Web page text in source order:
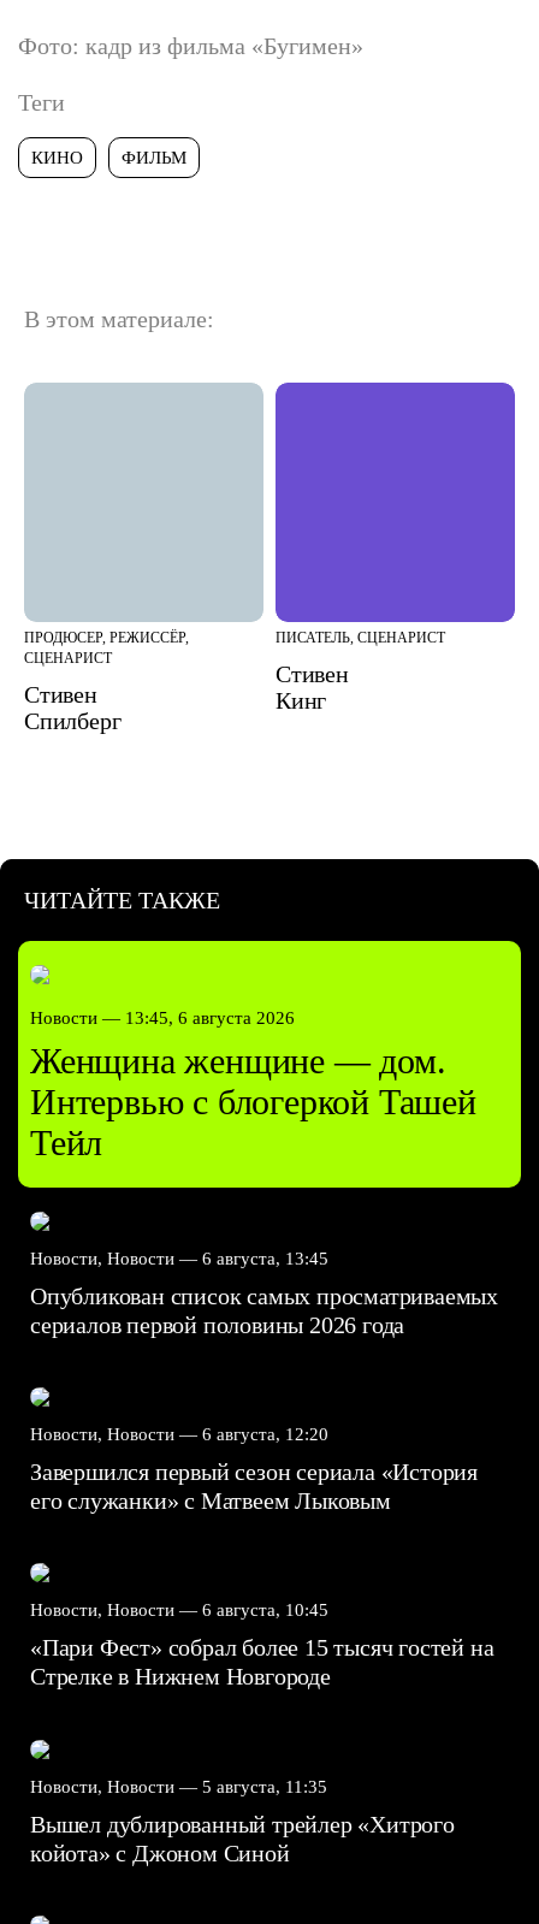
Фото: кадр из фильма «Бугимен»
Теги
КИНО ФИЛЬМ
В этом материале:
ПРОДЮСЕР, РЕЖИССЁР,
СЦЕНАРИСТ
Стивен
Спилберг
ПИСАТЕЛЬ, СЦЕНАРИСТ
Стивен
Кинг
ЧИТАЙТЕ ТАКЖЕ
Новости — 13:45, 6 августа 2026
Женщина женщине — дом.
Интервью с блогеркой Ташей
Тейл
Новости, Новости — 6 августа, 13:45
Опубликован список самых просматриваемых
сериалов первой половины 2026 года
Новости, Новости — 6 августа, 12:20
Завершился первый сезон сериала «История
его служанки» с Матвеем Лыковым
Новости, Новости — 6 августа, 10:45
«Пари Фест» собрал более 15 тысяч гостей на
Стрелке в Нижнем Новгороде
Новости, Новости — 5 августа, 11:35
Вышел дублированный трейлер «Хитрого
койота» с Джоном Синой